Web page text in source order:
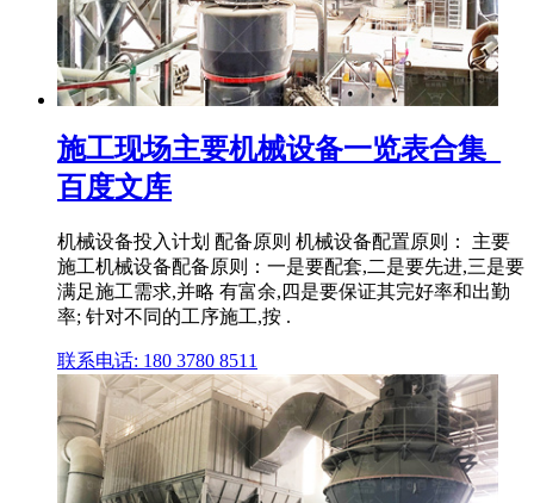
施工现场主要机械设备一览表合集_
百度文库
机械设备投入计划 配备原则 机械设备配置原则： 主要
施工机械设备配备原则：一是要配套,二是要先进,三是要
满足施工需求,并略 有富余,四是要保证其完好率和出勤
率; 针对不同的工序施工,按 .
联系电话: 180 3780 8511